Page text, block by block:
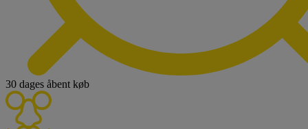
30 dages åbent køb